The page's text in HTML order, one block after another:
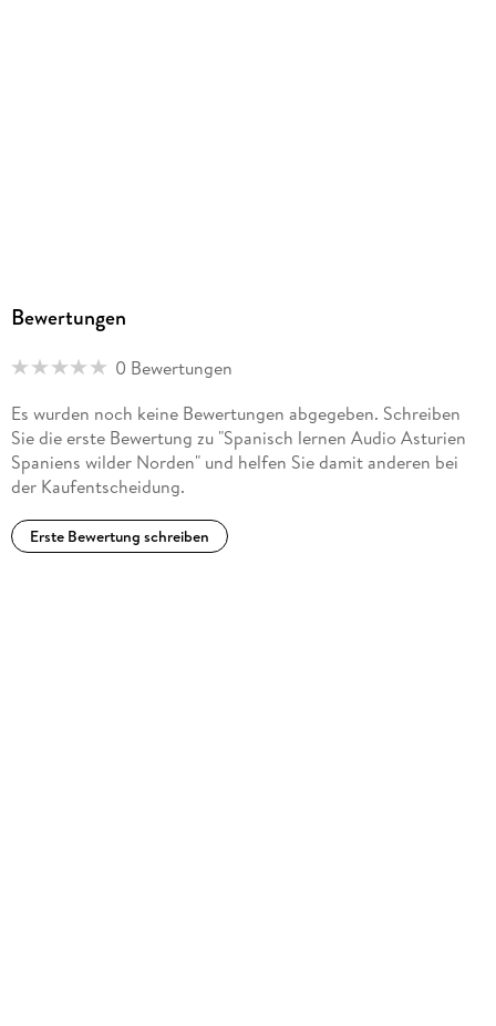
Bewertungen
0 Bewertungen
Es wurden noch keine Bewertungen abgegeben. Schreiben
Sie die erste Bewertung zu "Spanisch lernen Audio Asturien
Spaniens wilder Norden" und helfen Sie damit anderen bei
der Kaufentscheidung.
Erste Bewertung schreiben